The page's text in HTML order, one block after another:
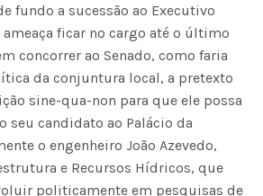
fundo a sucessão ao Executivo
ficar no cargo até o último
concorrer ao Senado, como faria
da conjuntura local, a pretexto
sine-qua-non para que ele possa
seu candidato ao Palácio da
o engenheiro João Azevedo,
e Recursos Hídricos, que
politicamente em pesquisas de